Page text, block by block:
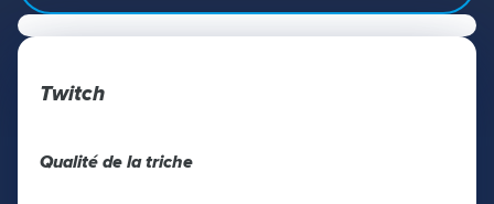
Twitch
Qualité de la triche